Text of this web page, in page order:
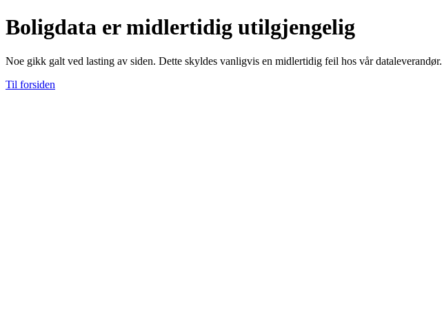
Boligdata er midlertidig utilgjengelig
Noe gikk galt ved lasting av siden. Dette skyldes vanligvis en midlertidig feil hos vår dataleverandør.
Til forsiden